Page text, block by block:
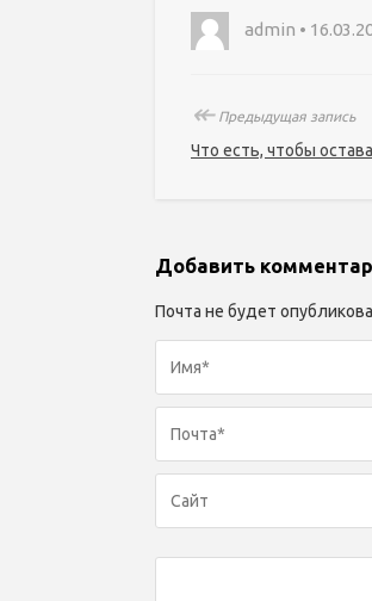
admin •
↞Предыдущая запись
Что есть, чтобы
Добавить
Почта не будет